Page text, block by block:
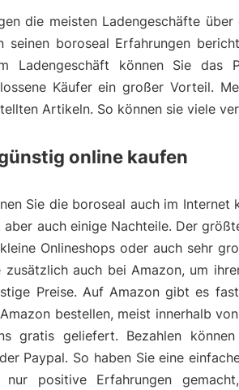
die meisten Ladengeschäfte
seinen boroseal Erfahrungen
Ladengeschäft können Sie
Käufer ein großer Vorteil.
Artikeln. So können sie viele
online kaufen
Sie die boroseal auch im
auch einige Nachteile. Der
Onlineshops oder auch sehr
zusätzlich auch bei Amazon, um
Preise. Auf Amazon gibt es
bestellen, meist innerhalb
gratis geliefert. Bezahlen
Paypal. So haben Sie eine
nur positive Erfahrungen